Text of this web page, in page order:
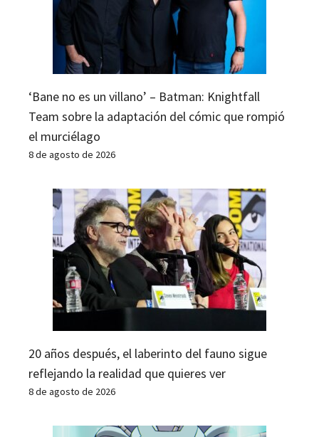
‘Bane no es un villano’ – Batman: Knightfall
Team sobre la adaptación del cómic que rompió
el murciélago
8 de agosto de 2026
20 años después, el laberinto del fauno sigue
reflejando la realidad que quieres ver
8 de agosto de 2026